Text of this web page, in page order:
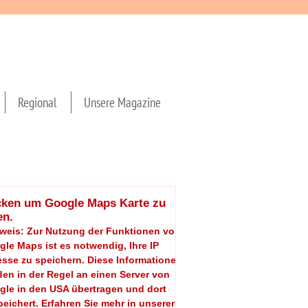
Regional Unsere Magazine
um Google Maps Karte zu
Zur Nutzung der Funktionen von
Maps ist es notwendig, Ihre IP
zu speichern. Diese Informationen
in der Regel an einen Server von
in den USA übertragen und dort
Erfahren Sie mehr in unserer